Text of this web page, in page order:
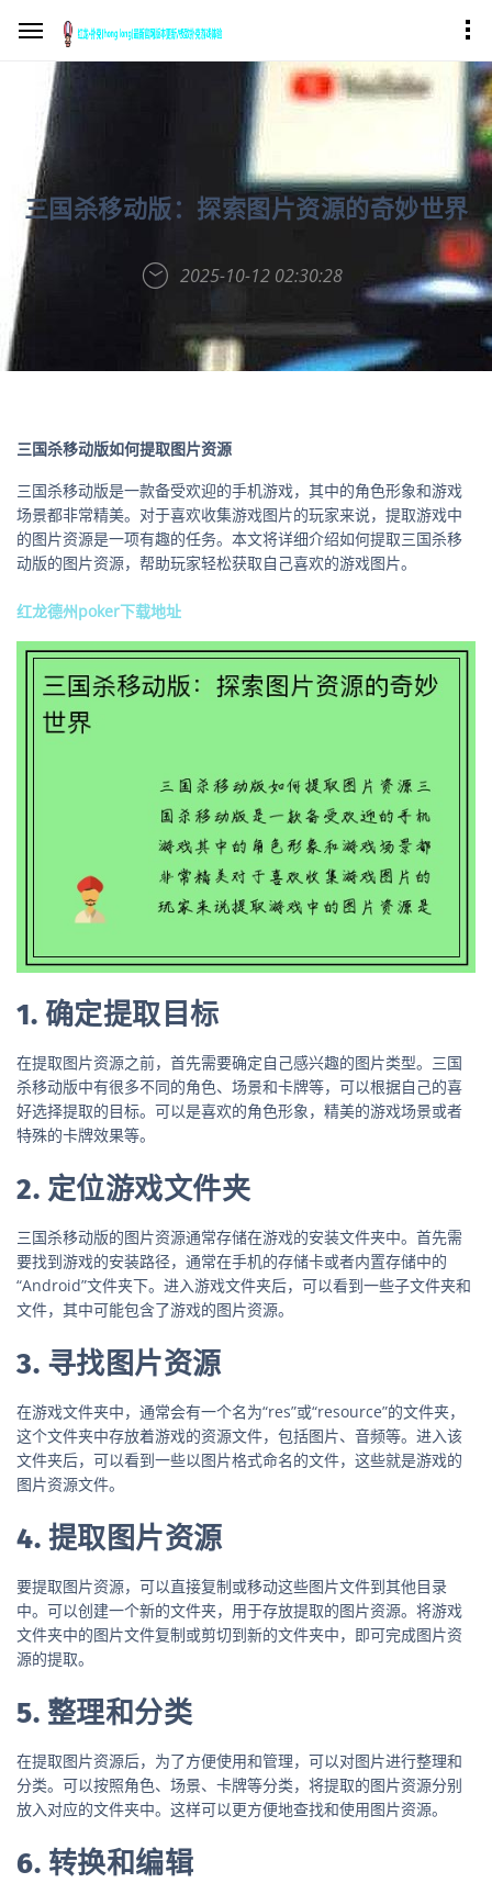
三国杀移动版：探索图片资源的奇妙世界
2025-10-12 02:30:28
三国杀移动版如何提取图片资源
三国杀移动版是一款备受欢迎的手机游戏，其中的角色形象和游戏
场景都非常精美。对于喜欢收集游戏图片的玩家来说，提取游戏中
的图片资源是一项有趣的任务。本文将详细介绍如何提取三国杀移
动版的图片资源，帮助玩家轻松获取自己喜欢的游戏图片。
红龙德州poker下载地址
1. 确定提取目标
在提取图片资源之前，首先需要确定自己感兴趣的图片类型。三国
杀移动版中有很多不同的角色、场景和卡牌等，可以根据自己的喜
好选择提取的目标。可以是喜欢的角色形象，精美的游戏场景或者
特殊的卡牌效果等。
2. 定位游戏文件夹
三国杀移动版的图片资源通常存储在游戏的安装文件夹中。首先需
要找到游戏的安装路径，通常在手机的存储卡或者内置存储中的
“Android”文件夹下。进入游戏文件夹后，可以看到一些子文件夹和
文件，其中可能包含了游戏的图片资源。
3. 寻找图片资源
在游戏文件夹中，通常会有一个名为“res”或“resource”的文件夹，
这个文件夹中存放着游戏的资源文件，包括图片、音频等。进入该
文件夹后，可以看到一些以图片格式命名的文件，这些就是游戏的
图片资源文件。
4. 提取图片资源
要提取图片资源，可以直接复制或移动这些图片文件到其他目录
中。可以创建一个新的文件夹，用于存放提取的图片资源。将游戏
文件夹中的图片文件复制或剪切到新的文件夹中，即可完成图片资
源的提取。
5. 整理和分类
在提取图片资源后，为了方便使用和管理，可以对图片进行整理和
分类。可以按照角色、场景、卡牌等分类，将提取的图片资源分别
放入对应的文件夹中。这样可以更方便地查找和使用图片资源。
6. 转换和编辑